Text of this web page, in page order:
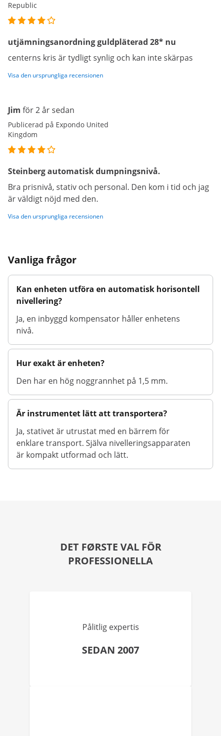
Republic
utjämningsanordning guldpläterad 28* nu
centerns kris är tydligt synlig och kan inte skärpas
Visa den ursprungliga recensionen
Jim för 2 år sedan
Publicerad på Expondo United
Kingdom
Steinberg automatisk dumpningsnivå.
Bra prisnivå, stativ och personal. Den kom i tid och jag
är väldigt nöjd med den.
Visa den ursprungliga recensionen
Vanliga frågor
Kan enheten utföra en automatisk horisontell
nivellering?
Ja, en inbyggd kompensator håller enhetens
nivå.
Hur exakt är enheten?
Den har en hög noggrannhet på 1,5 mm.
Är instrumentet lätt att transportera?
Ja, stativet är utrustat med en bärrem för
enklare transport. Själva nivelleringsapparaten
är kompakt utformad och lätt.
DET FØRSTE VAL FÖR
PROFESSIONELLA
Pålitlig expertis
SEDAN 2007